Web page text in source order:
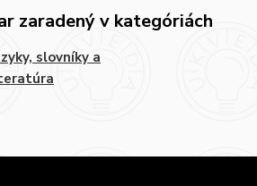
zaradený v kategóriách
slovníky a